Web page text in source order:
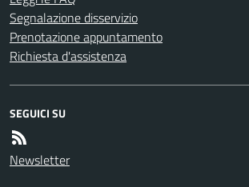
Segnalazione disservizio
Prenotazione appuntamento
Richiesta d'assistenza
SEGUICI SU
Newsletter